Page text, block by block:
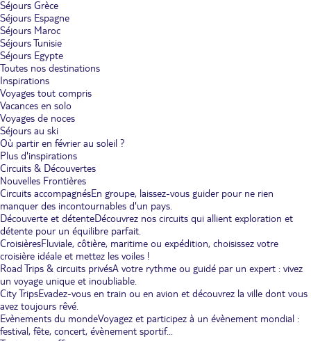
Séjours Grèce
Séjours Espagne
Séjours Maroc
Séjours Tunisie
Séjours Egypte
Toutes nos destinations
Inspirations
Voyages tout compris
Vacances en solo
Voyages de noces
Séjours au ski
Où partir en février au soleil ?
Plus d'inspirations
Circuits & Découvertes
Nouvelles Frontières
Circuits accompagnésEn groupe, laissez-vous guider pour ne rien
manquer des incontournables d'un pays.
Découverte et détenteDécouvrez nos circuits qui allient exploration et
détente pour un équilibre parfait.
CroisièresFluviale, côtière, maritime ou expédition, choisissez votre
croisière idéale et mettez les voiles !
Road Trips & circuits privésA votre rythme ou guidé par un expert : vivez
un voyage unique et inoubliable.
City TripsEvadez-vous en train ou en avion et découvrez la ville dont vous
avez toujours rêvé.
Evènements du mondeVoyagez et participez à un évènement mondial :
festival, fête, concert, évènement sportif...